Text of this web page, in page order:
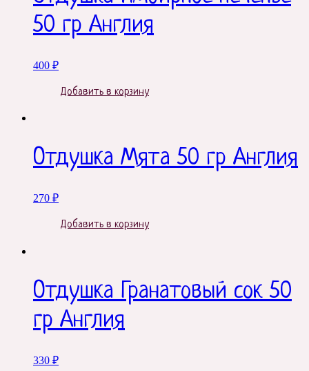
50 гр Англия
400 ₽
Добавить в корзину
Отдушка Мята 50 гр Англия
270 ₽
Добавить в корзину
Отдушка Гранатовый сок 50
гр Англия
330 ₽